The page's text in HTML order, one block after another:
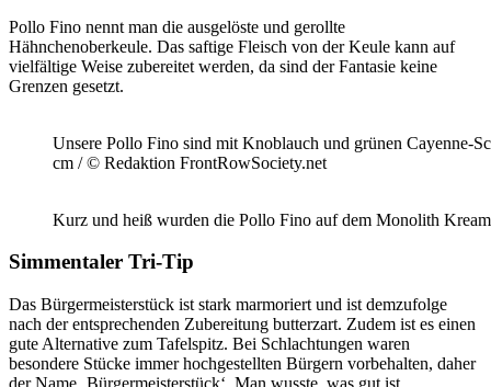
Pollo Fino nennt man die ausgelöste und gerollte
Hähnchenoberkeule. Das saftige Fleisch von der Keule kann auf
vielfältige Weise zubereitet werden, da sind der Fantasie keine
Grenzen gesetzt.
Unsere Pollo Fino sind mit Knoblauch und grünen Cayenne-
cm / © Redaktion FrontRowSociety.net
Kurz und heiß wurden die Pollo Fino auf dem Monolith
Simmentaler Tri-Tip
Das Bürgermeisterstück ist stark marmoriert und ist demzufolge
nach der entsprechenden Zubereitung butterzart. Zudem ist es einen
gute Alternative zum Tafelspitz. Bei Schlachtungen waren
besondere Stücke immer hochgestellten Bürgern vorbehalten, daher
der Name ‚Bürgermeisterstück‘. Man wusste, was gut ist.